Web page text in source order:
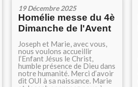
19 Décembre 2025
Homélie messe du 4è
Dimanche de l'Avent
Joseph et Marie, avec vous,
nous voulons accueillir
l’Enfant Jésus le Christ,
humble présence de Dieu dans
notre humanité. Merci d’avoir
dit OUI à sa naissance. Marie